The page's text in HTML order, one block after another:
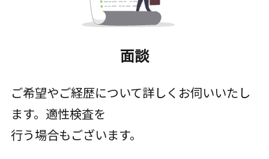
面談
ご希望やご経歴について詳しくお伺いいたし
ます。適性検査を
行う場合もございます。